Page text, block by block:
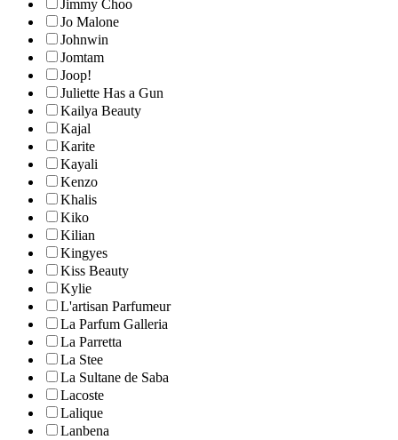
Jimmy Choo
Jo Malone
Johnwin
Jomtam
Joop!
Juliette Has a Gun
Kailya Beauty
Kajal
Karite
Kayali
Kenzo
Khalis
Kiko
Kilian
Kingyes
Kiss Beauty
Kylie
L'artisan Parfumeur
La Parfum Galleria
La Parretta
La Stee
La Sultane de Saba
Lacoste
Lalique
Lanbena